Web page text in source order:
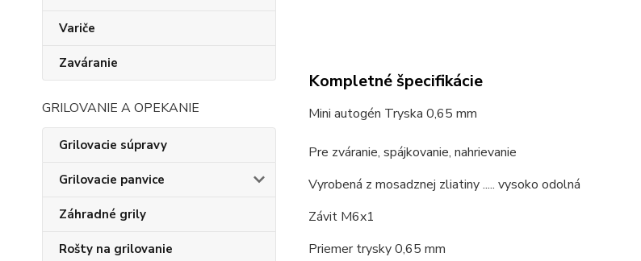
Variče
Zaváranie
GRILOVANIE A OPEKANIE
Grilovacie súpravy
Grilovacie panvice
Záhradné grily
Rošty na grilovanie
Kompletné špecifikácie
Mini autogén Tryska 0,65 mm
Pre zváranie, spájkovanie, nahrievanie
Vyrobená z mosadznej zliatiny ..... vysoko odolná
Závit M6x1
Priemer trysky 0,65 mm